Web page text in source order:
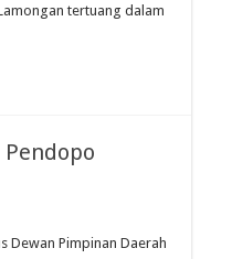
tertuang dalam
Dewan Pimpinan Daerah